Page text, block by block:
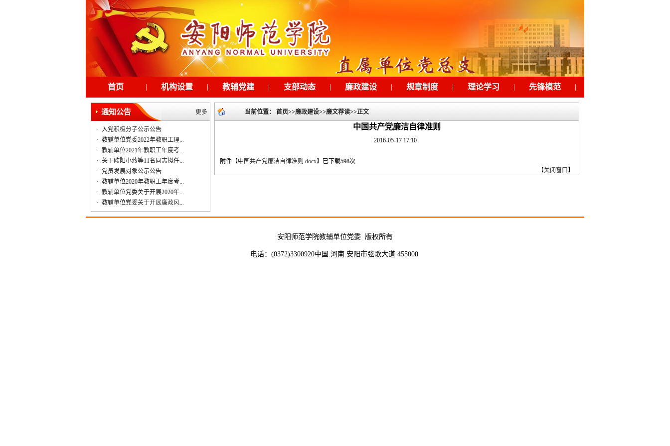
首页 | 机构设置 | 教辅党建 | 支部动态 | 廉政建设 | 规章制度 | 理论学习 | 先锋模范 |
更多
通知公告
· 入党积极分子公示公告
· 教辅单位党委2022年教职工理...
· 教辅单位2021年教职工年度考...
· 关于欧阳小燕等11名同志拟任...
· 党员发展对象公示公告
· 教辅单位2020年教职工年度考...
· 教辅单位党委关于开展2020年...
· 教辅单位党委关于开展廉政风...
当前位置： 首页>>廉政建设>>廉文荐读>>正文
中国共产党廉洁自律准则
2016-05-17 17:10
附件【中国共产党廉洁自律准则.docx】 已下载598次
【关闭窗口】
安阳师范学院教辅单位党委 版权所有
电话：(0372)3300920中国.河南.安阳市弦歌大道 455000